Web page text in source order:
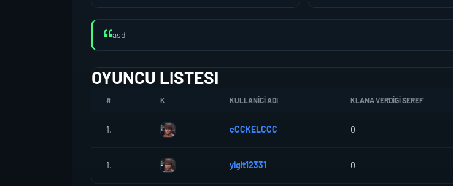
asd
OYUNCU LISTESI
# K KULLANICI ADI KLANA VERDIGI SEREF
1. cCCKELCCC 0
1. yigit12331 0